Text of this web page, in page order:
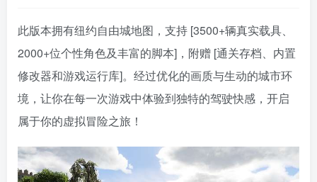
此版本拥有纽约自由城地图，支持 [3500+辆真实载具、
2000+位个性角色及丰富的脚本]，附赠 [通关存档、内置
修改器和游戏运行库]。经过优化的画质与生动的城市环
境，让你在每一次游戏中体验到独特的驾驶快感，开启
属于你的虚拟冒险之旅！